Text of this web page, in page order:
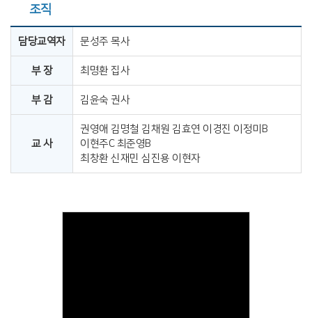
조직
담당교역자 문성주 목사
부 장 최명환 집사
부 감 김윤숙 권사
교 사
권영애 김명철 김채원 김효연 이경진 이정미B
이현주C 최준영B
최창환 신재민 심진용 이현자